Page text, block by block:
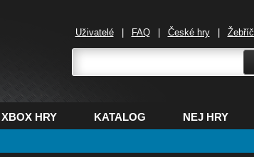
Uživatelé FAQ České hry
XBOX HRY KATALOG NEJ HRY